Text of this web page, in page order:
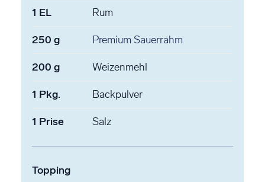
1 EL Rum
250 g Premium Sauerrahm
200 g Weizenmehl
1 Pkg. Backpulver
1 Prise Salz
Topping